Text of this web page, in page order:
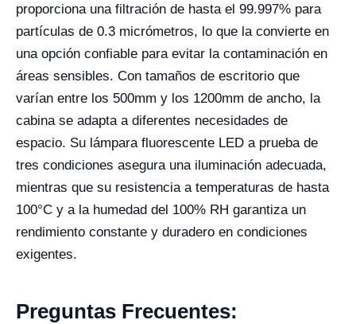
proporciona una filtración de hasta el 99.997% para
partículas de 0.3 micrómetros, lo que la convierte en
una opción confiable para evitar la contaminación en
áreas sensibles. Con tamaños de escritorio que
varían entre los 500mm y los 1200mm de ancho, la
cabina se adapta a diferentes necesidades de
espacio. Su lámpara fluorescente LED a prueba de
tres condiciones asegura una iluminación adecuada,
mientras que su resistencia a temperaturas de hasta
100°C y a la humedad del 100% RH garantiza un
rendimiento constante y duradero en condiciones
exigentes.
Preguntas Frecuentes: